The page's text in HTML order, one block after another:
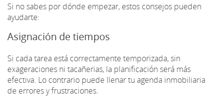
Si no sabes por dónde empezar, estos consejos pueden
ayudarte:
Asignación de tiempos
Si cada tarea está correctamente temporizada, sin
exageraciones ni tacañerias, la planificación será más
efectiva. Lo contrario puede llenar tu agenda inmobiliaria
de errores y frustraciones.